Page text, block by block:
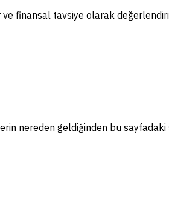
finansal tavsiye olarak
nereden geldiğinden bu sayfadaki